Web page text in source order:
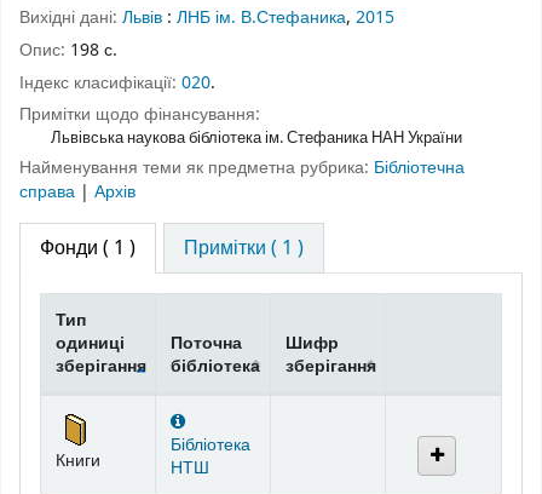
Вихідні дані: Львів : ЛНБ ім. В.Стефаника, 2015
Опис: 198 с.
Індекс класифікації: 020.
Примітки щодо фінансування:
Львівська наукова бібліотека ім. Стефаника НАН України
Найменування теми як предметна рубрика: Бібліотечна
справа | Архів
Фонди ( 1 ) Примітки ( 1 )
Фонди
Тип
одиниці
зберігання
Поточна
бібліотека
Шифр
зберігання
Книги
Бібліотека
НТШ